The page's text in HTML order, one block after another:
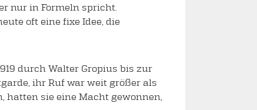
nur in Formeln spricht.
oft eine fixe Idee, die
durch Walter Gropius bis zur
ihr Ruf war weit größer als
sie eine Macht gewonnen,